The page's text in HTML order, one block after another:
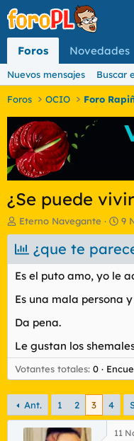
Foros Novedades
Nuevos mensajes Buscar
Foros OCIO Foro
¿Se puede
I
n
i
c
i
a
d
r
e
l
t
a
Eterno Navegante
F
e
c
h
e
c
i
o
9
¿que te
Es el puto amo, yo le
Es una mala persona
Da pena.
Le gustan los
Votantes totales 0
Ant. 1 2 3 4
11